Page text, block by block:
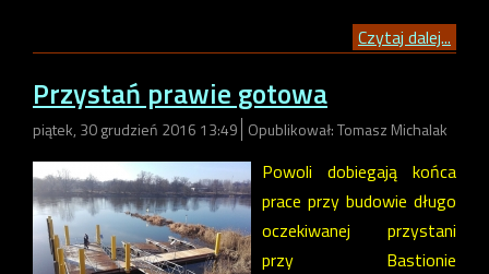
Czytaj dalej...
Przystań prawie gotowa
piątek, 30 grudzień 2016 13:49 Opublikował: Tomasz Michalak
Powoli dobiegają końca
prace przy budowie długo
oczekiwanej przystani
przy Bastionie